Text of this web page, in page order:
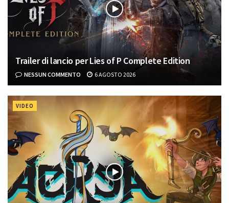
Trailer di lancio per Lies of P Complete Edition
NESSUN COMMENTO 6 AGOSTO 2026
VIDEO